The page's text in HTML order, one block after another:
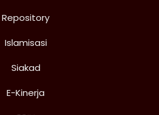
Repository
Islamisasi
Siakad
E-Kinerja